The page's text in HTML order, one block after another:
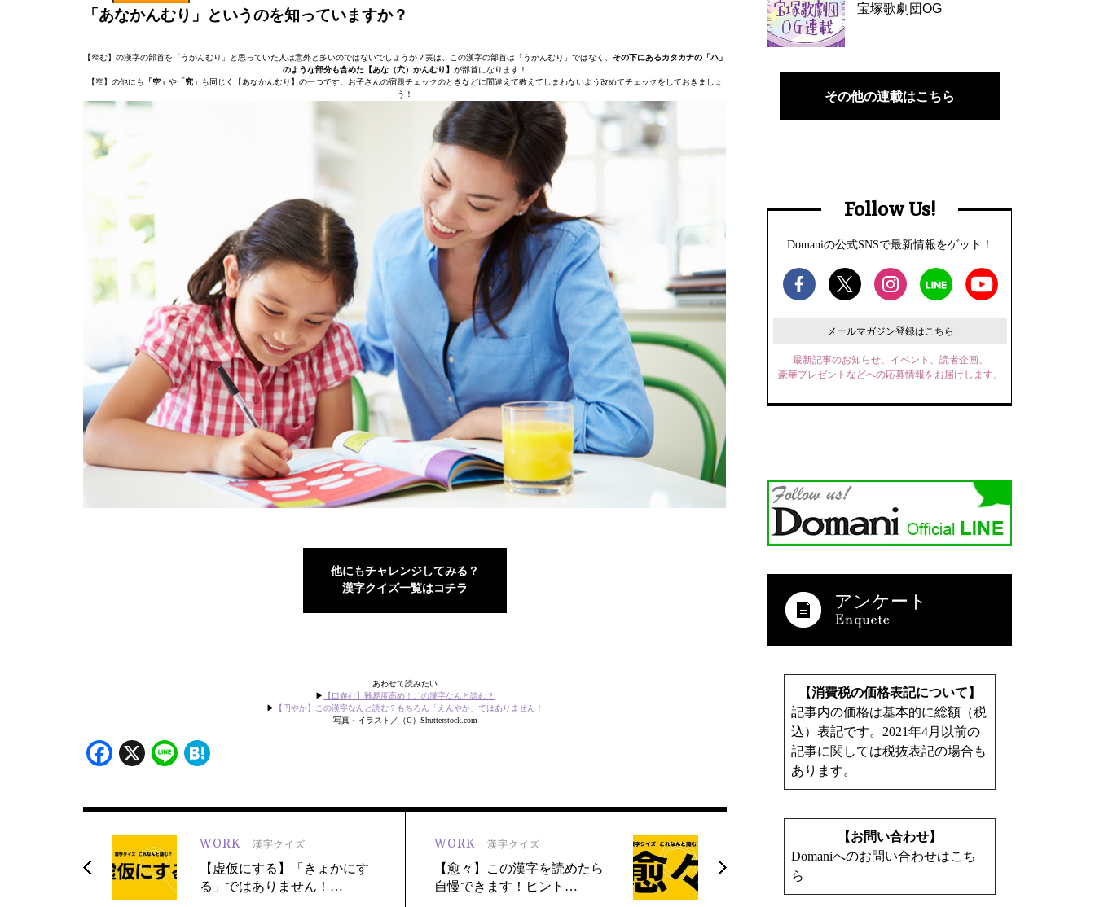
「あなかんむり」というのを知っていますか？
【窄む】の漢字の部首を「うかんむり」と思っていた人は意外と多いのではないでしょうか？実は、この漢字の部首は「うかんむり」ではなく、 その下にあるカタカナの「ハ」
のような部分も含めた【あな（穴）かんむり】 が部首になります！
【窄】の他にも 「空」 や 「究」
も同じく【あなかんむり】の一つです。お子さんの宿題チェックのときなどに間違えて教えてしまわないよう改めてチェックをしておきましょ
う！
他にもチャレンジしてみる？
漢字クイズ一覧はコチラ
あわせて読みたい
▶
【口遊む】難易度高め！この漢字なんと読む？
▶
【円やか】この漢字なんと読む？もちろん「えんやか」ではありません！
写真・イラスト／（C）Shutterstock.com
Facebook
X Line
WORK 漢字クイズ
【虚仮にする】「きょかにす
る」ではありません！…
WORK 漢字クイズ
【愈々】この漢字を読めたら
自慢できます！ヒント…
宝塚歌劇団OG
その他の連載はこちら
Follow Us!
Domaniの公式SNSで最新情報をゲット！
メールマガジン登録はこちら
最新記事のお知らせ、イベント、読者企画、
豪華プレゼントなどへの応募情報をお届けします。
アンケート
【消費税の価格表記について】
記事内の価格は基本的に総額（税
込）表記です。2021年4月以前の
記事に関しては税抜表記の場合も
あります。
【お問い合わせ】
Domaniへのお問い合わせはこち
ら